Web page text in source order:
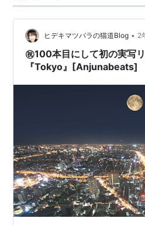
ヒデキマツバラの猫道Blog • 2
㊗️100本目にして初の実写
『Tokyo』[Anjunabeats]